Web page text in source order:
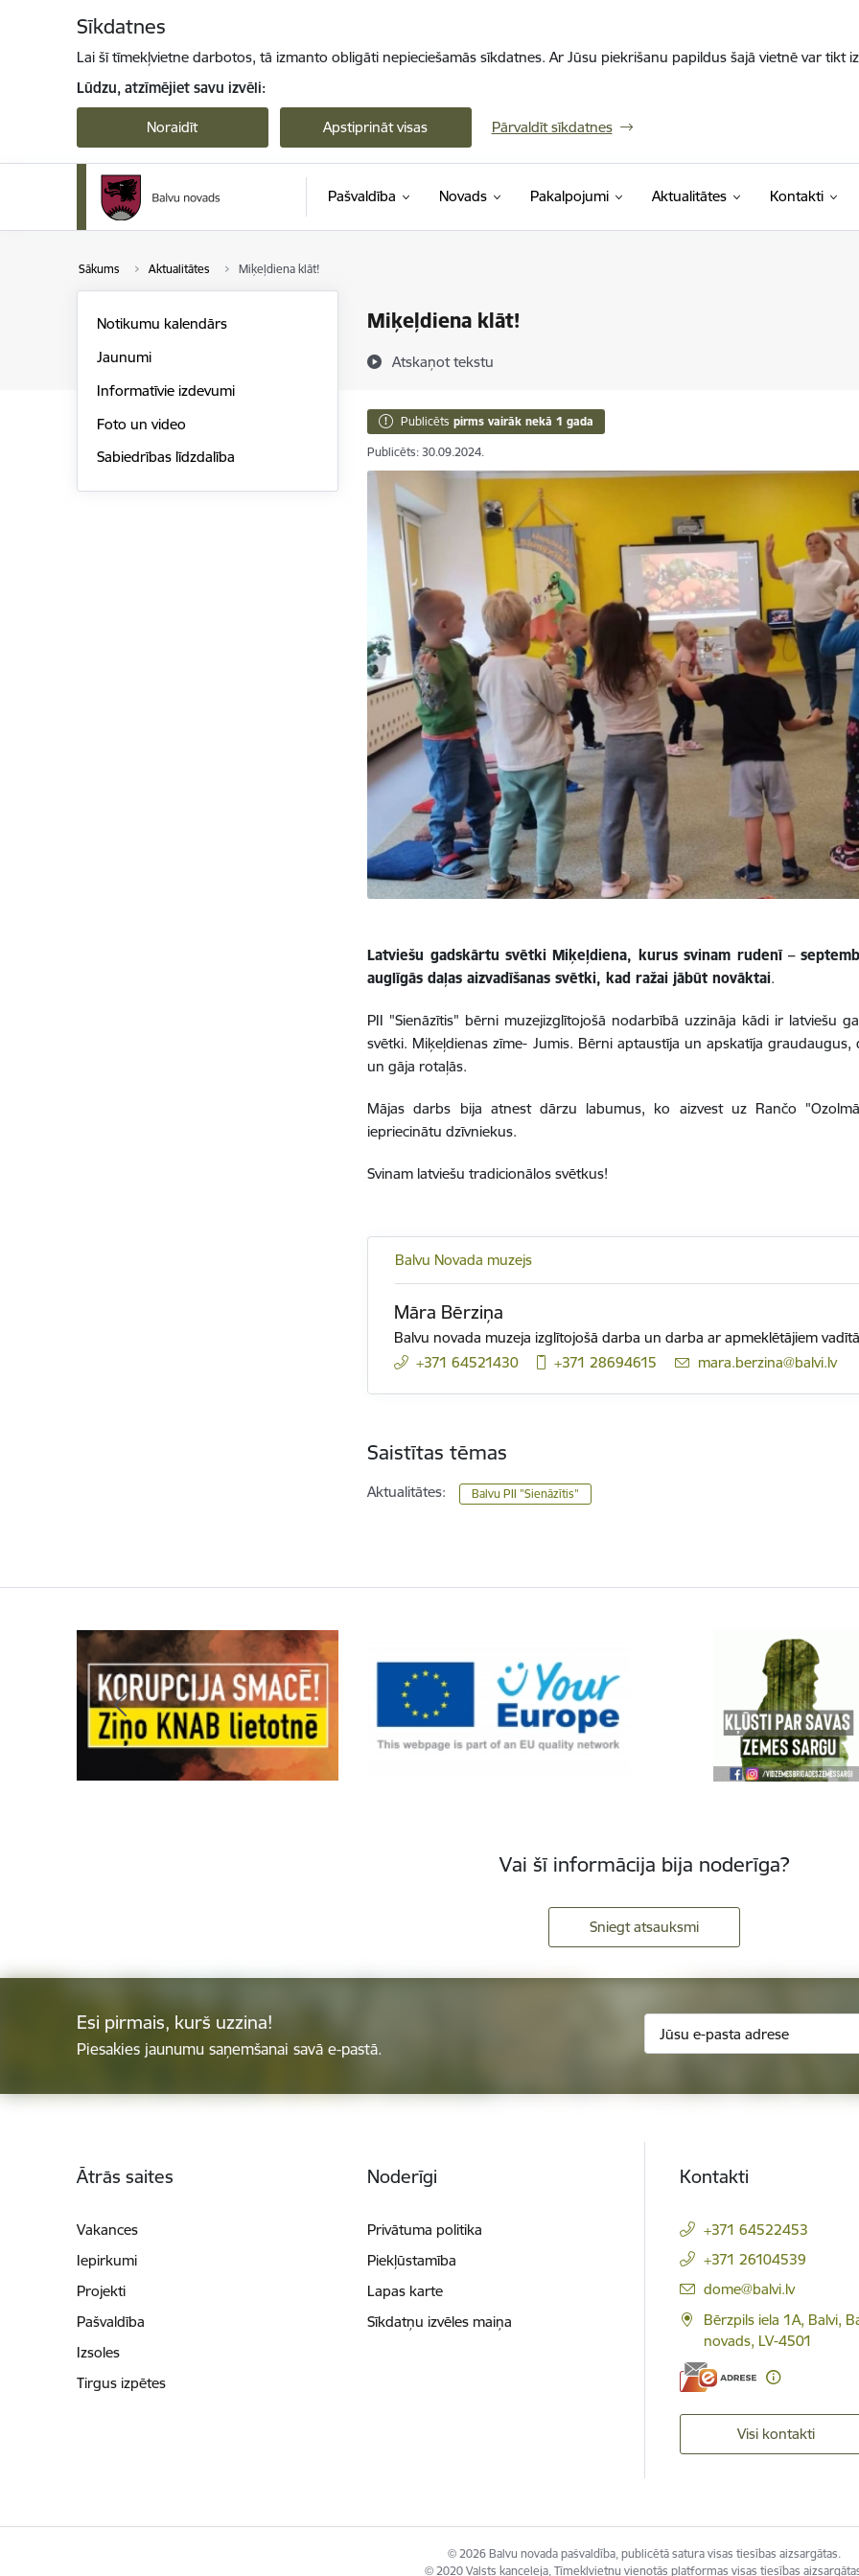
Sīkdatnes
Lai šī tīmekļvietne darbotos, tā izmanto obligāti nepieciešamās sīkdatnes. Ar Jūsu piekrišanu papildus šajā vietnē var tikt
Lūdzu, atzīmējiet savu izvēli:
Noraidīt Apstiprināt visas Pārvaldīt sīkdatnes
Pašvaldība Novads Pakalpojumi Aktualitātes Kontakti
Sākums Aktualitātes Miķeļdiena klāt!
Miķeļdiena klāt!
Atskaņot tekstu
Notikumu kalendārs
Jaunumi
Informatīvie izdevumi
Foto un video
Sabiedrības līdzdalība
Publicēts pirms vairāk nekā 1 gada
Publicēts: 30.09.2024.
Latviešu gadskārtu svētki Miķeļdiena, kurus svinam rudenī –
auglīgās daļas aizvadīšanas svētki, kad ražai jābūt novāktai.
PII "Sienāzītis" bērni muzejizglītojošā nodarbībā uzzināja kādi ir latviešu
svētki. Miķeļdienas zīme- Jumis. Bērni aptaustīja un apskatīja graudaugus,
un gāja rotaļās.
Mājas darbs bija atnest dārzu labumus, ko aizvest uz Rančo
iepriecinātu dzīvniekus.
Svinam latviešu tradicionālos svētkus!
Balvu Novada muzejs
Māra Bērziņa
Balvu novada muzeja izglītojošā darba un darba ar apmeklētājiem
+371 64521430
+371 28694615 E-pasts:
mara.berzina@balvi.lv
Saistītas tēmas
Aktualitātes: Balvu PII "Sienāzītis"
Vai šī informācija bija noderīga?
Sniegt atsauksmi
Esi pirmais, kurš uzzina!
Piesakies jaunumu saņemšanai savā e-pastā.
Ātrās saites
Vakances
Iepirkumi
Projekti
Pašvaldība
Izsoles
Tirgus izpētes
Noderīgi
Privātuma politika
Piekļūstamība
Lapas karte
Sīkdatņu izvēles maiņa
Kontakti
+371 64522453
+371 26104539
E-pasts:
dome@balvi.lv
Bērzpils iela 1A, Balvi,
novads, LV-4501
Visi kontakti
© 2026 Balvu novada pašvaldība, publicētā satura visas tiesības aizsargātas.
© 2020 Valsts kanceleja, Tīmekļvietņu vienotās platformas visas tiesības